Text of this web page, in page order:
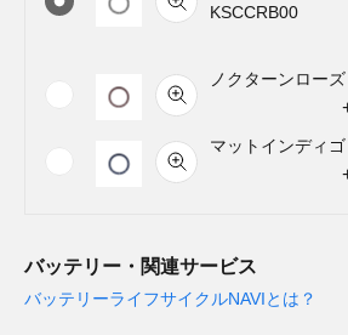
KSCCRB00
ノクターンロー
マットインディ
バッテリー・関連サービス
バッテリーライフサイクルNAVIとは？